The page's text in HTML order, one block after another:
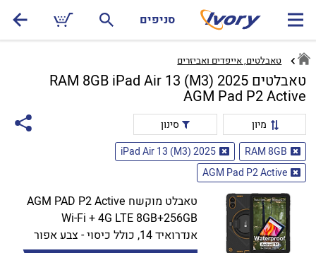
סניפים
טאבלטים, אייפדים ואביזרים
טאבלטים RAM 8GB iPad Air 13 (M3) 2025
AGM Pad P2 Active
מיון
סינון
RAM 8GB
iPad Air 13 (M3) 2025
AGM Pad P2 Active
טאבלט מוקשח AGM PAD P2 Active
Wi-Fi + 4G LTE 8GB+256GB
אנדרואיד 14, כולל כיסוי - צבע אפור